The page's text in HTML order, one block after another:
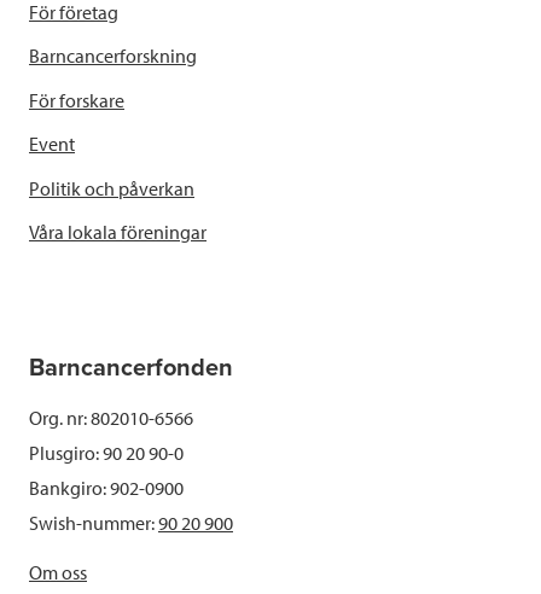
För företag
Barncancerforskning
För forskare
Event
Politik och påverkan
Våra lokala föreningar
Barncancerfonden
Org. nr: 802010-6566
Plusgiro: 90 20 90-0
Bankgiro: 902-0900
Swish-nummer:90 20 900
Om oss